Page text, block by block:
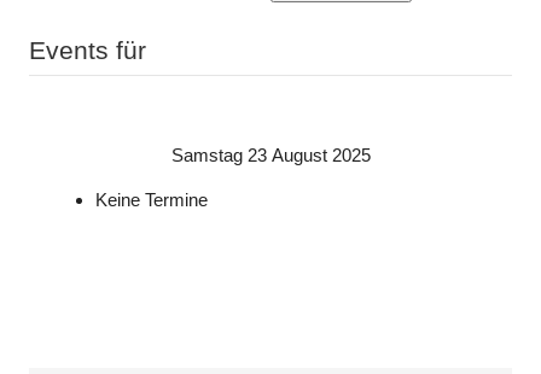
Events für
Samstag 23 August 2025
Keine Termine